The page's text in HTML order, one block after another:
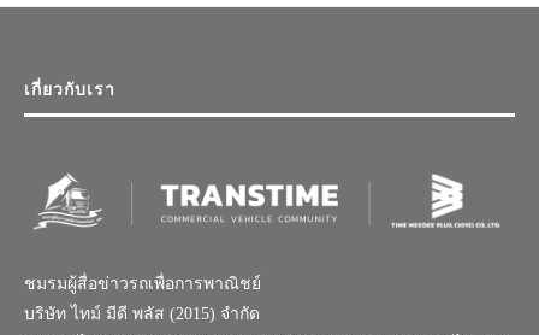
เกี่ยวกับเรา
ชมรมผู้สื่อข่าวรถเพื่อการพาณิชย์
บริษัท ไทม์ มีดี พลัส (2015) จำกัด